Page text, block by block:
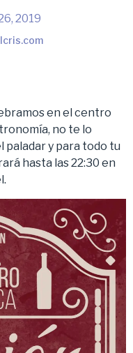
2019
en el centro
no te lo
paladar y para todo tu
hasta las 22:30 en